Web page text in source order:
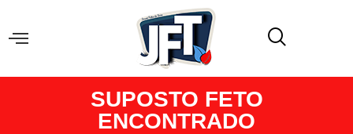
SUPOSTO FETO
ENCONTRADO